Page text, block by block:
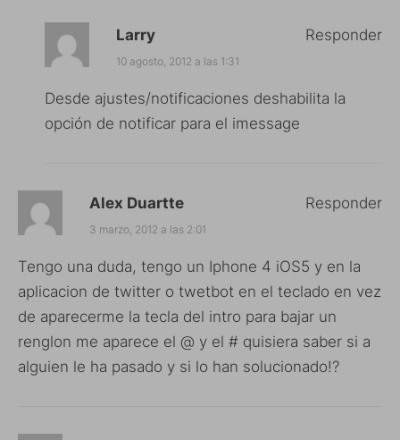
Larry
10 agosto, 2012 a las 1:31
Desde ajustes/notificaciones deshabilita la
opción de notificar para el imessage
Responder
Alex Duartte
3 marzo, 2012 a las 2:01
Tengo una duda, tengo un Iphone 4 iOS5 y en la
aplicacion de twitter o twetbot en el teclado en vez
de aparecerme la tecla del intro para bajar un
renglon me aparece el @ y el # quisiera saber si a
alguien le ha pasado y si lo han solucionado!?
Responder